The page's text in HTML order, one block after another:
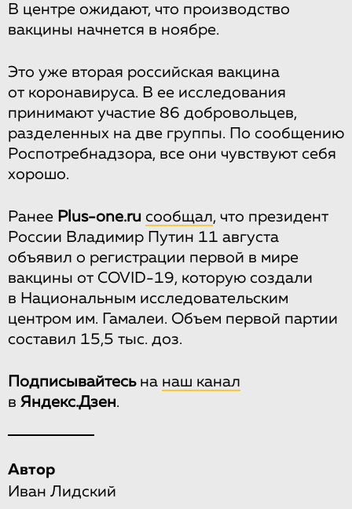
В центре ожидают, что производство
вакцины начнется в ноябре.
Это уже вторая российская вакцина
от коронавируса. В ее исследования
принимают участие 86 добровольцев,
разделенных на две группы. По сообщению
Роспотребнадзора, все они чувствуют себя
хорошо.
Ранее Plus-one.ru сообщал, что президент
России Владимир Путин 11 августа
объявил о регистрации первой в мире
вакцины от COVID-19, которую создали
в Национальным исследовательским
центром им. Гамалеи. Объем первой партии
составил 15,5 тыс. доз.
Подписывайтесьна наш канал
в Яндекс.Дзен.
Автор
Иван Лидский